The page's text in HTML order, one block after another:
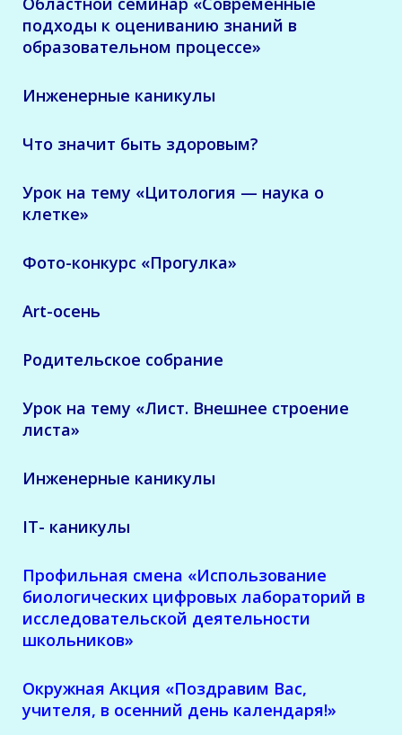
подходы к оцениванию знаний в
образовательном процессе»
Инженерные каникулы
Что значит быть здоровым?
Урок на тему «Цитология — наука о
клетке»
Фото-конкурс «Прогулка»
Art-осень
Родительское собрание
Урок на тему «Лист. Внешнее строение
листа»
Инженерные каникулы
IT- каникулы
Профильная смена «Использование
биологических цифровых лабораторий в
исследовательской деятельности
школьников»
Окружная Акция «Поздравим Вас,
учителя, в осенний день календаря!»